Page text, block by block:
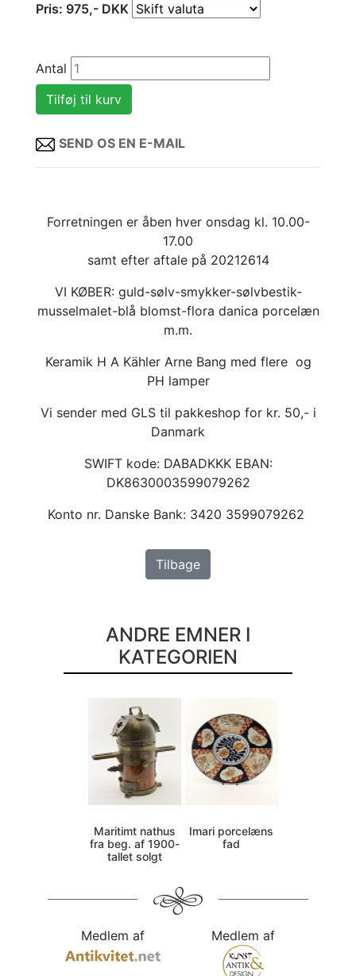
Pris: 975,- DKK
Antal
SEND OS EN E-MAIL
Forretningen er åben hver onsdag kl. 10.00-
17.00
samt efter aftale på 20212614
VI KØBER: guld-sølv-smykker-sølvbestik-
musselmalet-blå blomst-flora danica porcelæn
m.m.
Keramik H A Kähler Arne Bang med flere og
PH lamper
Vi sender med GLS til pakkeshop for kr. 50,- i
Danmark
SWIFT kode: DABADKKK EBAN:
DK8630003599079262
Konto nr. Danske Bank: 3420 3599079262
Tilbage
ANDRE EMNER I
KATEGORIEN
Maritimt nathus
fra beg. af 1900-
tallet solgt
Imari porcelæns
fad
Medlem af Medlem af